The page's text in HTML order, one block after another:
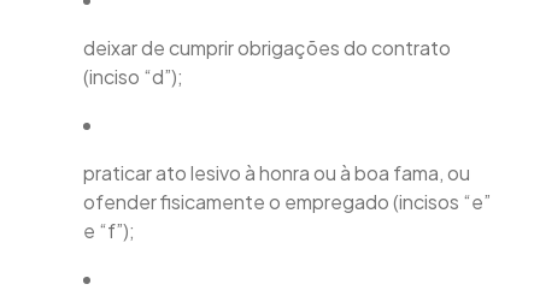
deixar de cumprir obrigações do contrato
(inciso “d”);
praticar ato lesivo à honra ou à boa fama, ou
ofender fisicamente o empregado (incisos “e”
e “f”);